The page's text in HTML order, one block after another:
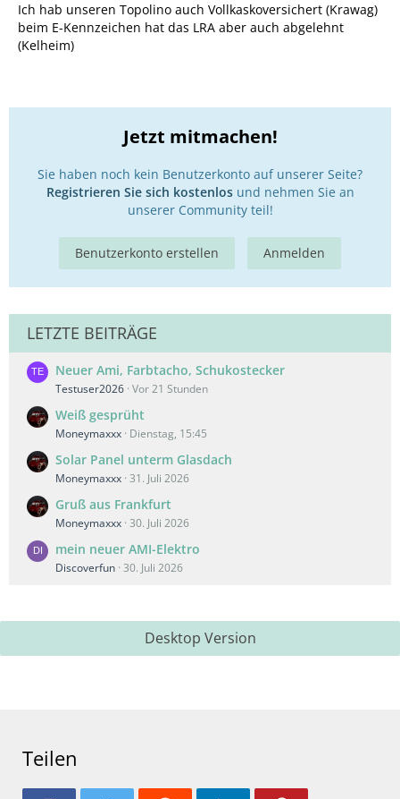
Ich hab unseren Topolino auch Vollkaskoversichert (Krawag)
beim E-Kennzeichen hat das LRA aber auch abgelehnt
(Kelheim)
Jetzt mitmachen!
Sie haben noch kein Benutzerkonto auf unserer Seite?
Registrieren Sie sich kostenlosund nehmen Sie an
unserer Community teil!
Benutzerkonto erstellen Anmelden
LETZTE BEITRÄGE
Neuer Ami, Farbtacho, Schukostecker
Testuser2026 Vor 21 Stunden
Weiß gesprüht
Moneymaxxx Dienstag, 15:45
Solar Panel unterm Glasdach
Moneymaxxx 31. Juli 2026
Gruß aus Frankfurt
Moneymaxxx 30. Juli 2026
mein neuer AMI-Elektro
Discoverfun 30. Juli 2026
Desktop Version
Teilen